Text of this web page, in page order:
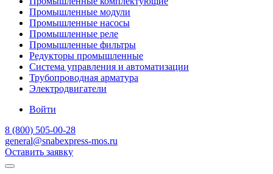
Промышленные модули
Промышленные насосы
Промышленные реле
Промышленные фильтры
Редукторы промышленные
Система управления и автоматизации
Трубопроводная арматура
Электродвигатели
Войти
8 (800) 505-00-28
general@snabexpress-mos.ru
Оставить заявку